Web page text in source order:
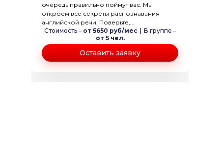
очередь правильно поймут вас. Мы
откроем все секреты распознавания
английской речи. Поверьте,...
Стоимость – от 5650 руб/мес
В группе –
от 5 чел.
Оставить заявку